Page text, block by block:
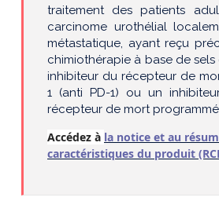
traitement des patients
carcinome urothélial
métastatique, ayant reçu
chimiothérapie à base de
inhibiteur du récepteur de
1 (anti PD-1) ou un
récepteur de mort
Accédez à la notice et au
caractéristiques du produit